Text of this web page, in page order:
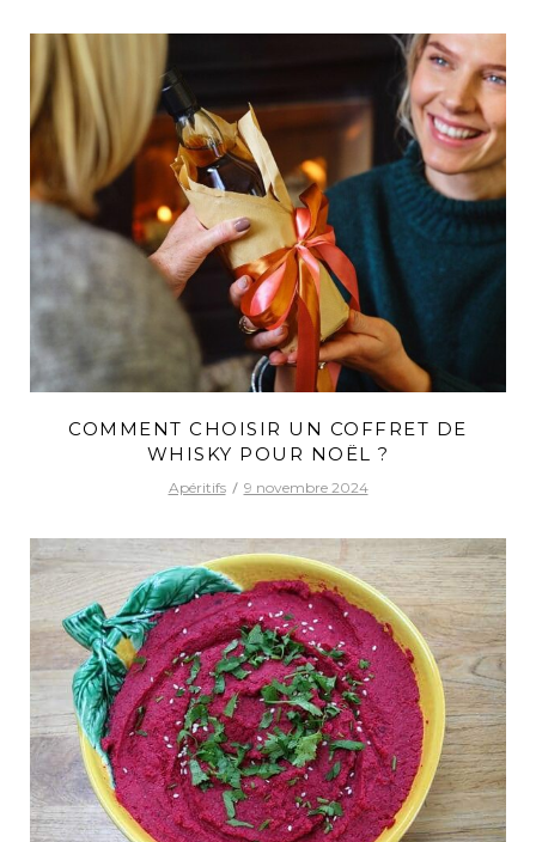
COMMENT CHOISIR UN COFFRET DE
WHISKY POUR NOËL ?
Apéritifs 9 novembre 2024